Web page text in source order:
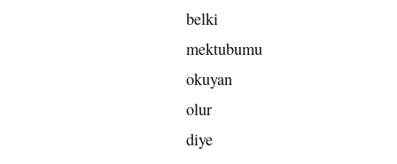
belki
mektubumu
okuyan
olur
diye